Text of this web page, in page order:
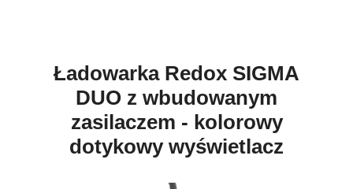
Ładowarka Redox SIGMA
DUO z wbudowanym
zasilaczem - kolorowy
dotykowy wyświetlacz